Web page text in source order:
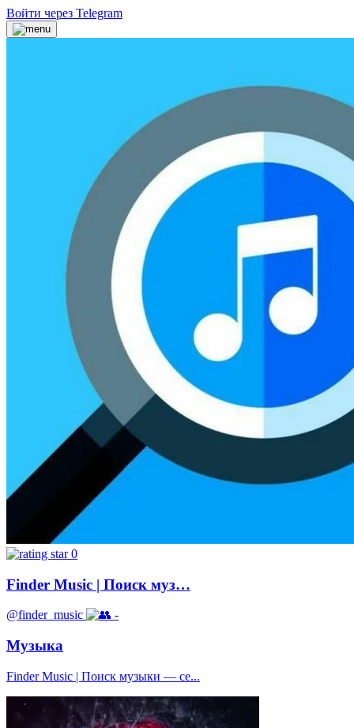
Войти через Telegram
0
Finder Music | Поиск муз…
@finder_music -
Музыка
Finder Music | Поиск музыки — се...